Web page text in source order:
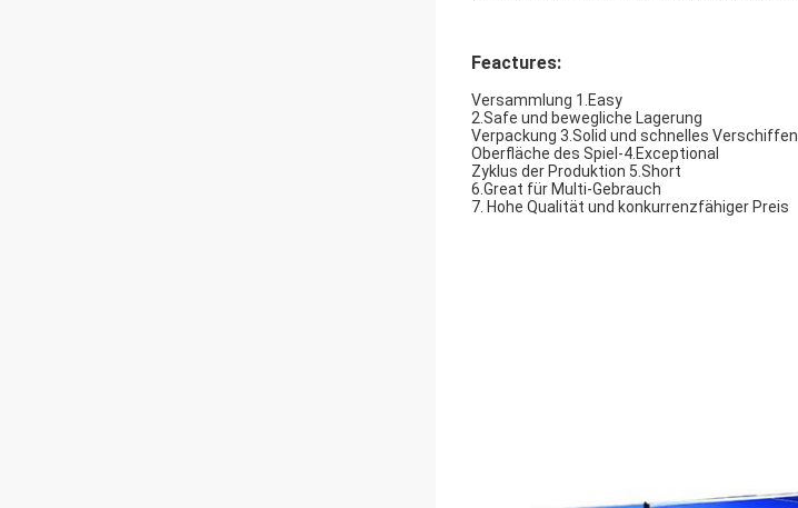
Feactures:
Versammlung 1.Easy
2.Safe und bewegliche Lagerung
Verpackung 3.Solid und schnelles Verschiffen
Oberfläche des Spiel-4.Exceptional
Zyklus der Produktion 5.Short
6.Great für Multi-Gebrauch
7. Hohe Qualität und konkurrenzfähiger Preis